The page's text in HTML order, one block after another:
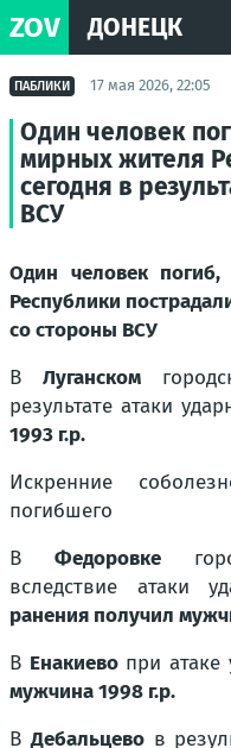
ZOV ДОНЕЦК
ПАБЛИКИ 17 мая 2026, 22:05
Один человек
мирных жителя
сегодня в
ВСУ
Один человек
Республики
со стороны ВСУ
ВЛуганском
результате атаки
1993 г.р.
Искренние
погибшего
ВФедоровке
вследствие атаки
ранения получил
В Енакиевопри атаке
мужчина 1998 г.р.
ВДебальцевов